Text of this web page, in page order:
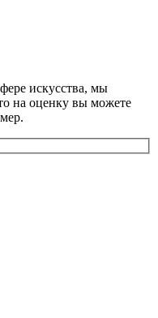
искусства, мы
на оценку вы можете